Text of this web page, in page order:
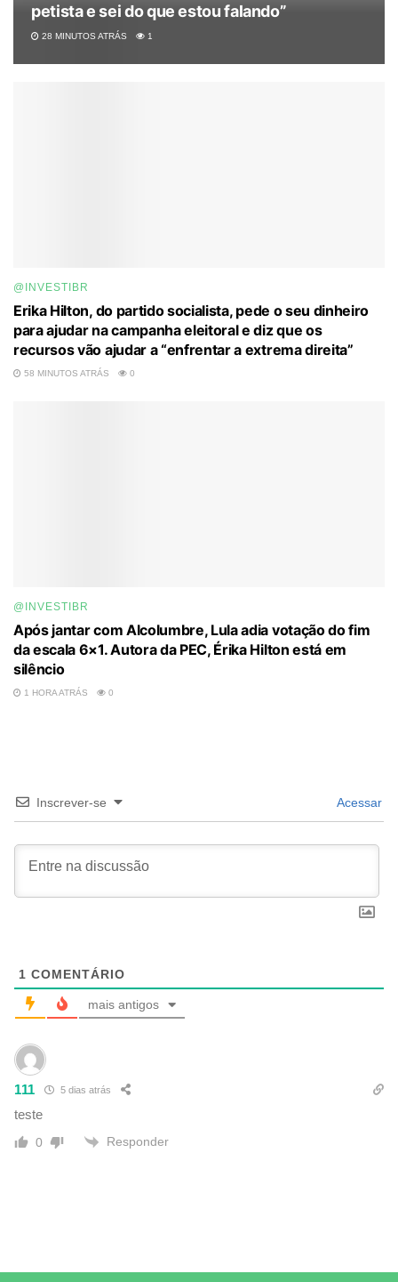
petista e sei do que estou falando”
28 MINUTOS ATRÁS 1
@INVESTIBR
Erika Hilton, do partido socialista, pede o seu dinheiro
para ajudar na campanha eleitoral e diz que os
recursos vão ajudar a “enfrentar a extrema direita”
58 MINUTOS ATRÁS 0
@INVESTIBR
Após jantar com Alcolumbre, Lula adia votação do fim
da escala 6×1. Autora da PEC, Érika Hilton está em
silêncio
1 HORA ATRÁS 0
Inscrever-se Acessar
1 COMENTÁRIO
mais antigos
111 5 dias atrás
teste
0 Responder